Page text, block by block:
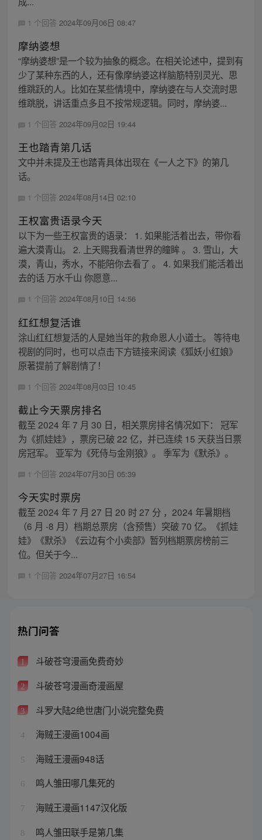
1 个回答 2024年09月06日 08:47
摩纳婆想
“摩纳婆想”是一个较为抽象的概念。在相关论述中，提到有
少了某种东西的人，还有像摩纳婆这样脑筋特别灵光、思
维跳跃的人。比如在某些情境中，摩纳婆在与人交流时思
维跳脱，讲话重点多且不按常规逻辑。同时，摩纳婆...
1 个回答 2024年09月02日 19:44
王也踏青第几话
文中并未提及王也踏青具体出现在《一人之下》的第几
话。
1 个回答 2024年08月14日 02:10
王权富贵语录今天
以下为一些王权富贵的语录： 1. 如果能活着出去，带你看
遍大漠青山。 2. 上天赐我看清世界的瞳眸 。 3. 雪山，大
漠，青山，秀水，不能陪你去看了 。 4. 如果我们能活着出
去的话 万水千山 你愿意...
1 个回答 2024年08月10日 14:56
红红想复活谁
涂山红红想复活的人是她当年的救命恩人小道士。 等待电
视剧的同时，也可以点击下方链接来阅读《狐妖小红娘》
原著提前了解剧情了！
1 个回答 2024年08月03日 10:45
截止今天票房排名
截至 2024 年 7 月 30 日，相关票房排名情况如下： 冠军
为《抓娃娃》，票房已破 22 亿，并已连续 15 天获当日票
房冠军。 亚军为《死侍与金刚狼》。 季军为《默杀》。
1 个回答 2024年07月30日 05:39
今天实时票房
截至 2024 年 7 月 27 日 20 时 27 分 ，2024 年暑期档
（6 月 -8 月）档期总票房（含预售）突破 70 亿。《抓娃
娃》《默杀》《云边有个小卖部》暂列档期票房榜前三
位。但关于今...
1 个回答 2024年07月27日 16:54
热门问答
1 斗破苍穹漫画免费奇妙
2 斗破苍穹漫画奇漫画屋
3 斗罗大陆2绝世唐门小说完整免费
4 海贼王漫画1004画
5 海贼王漫画948话
6 鸣人雏田哪几集死的
7 海贼王漫画1147汉化版
8 鸣人雏田联手是第几集